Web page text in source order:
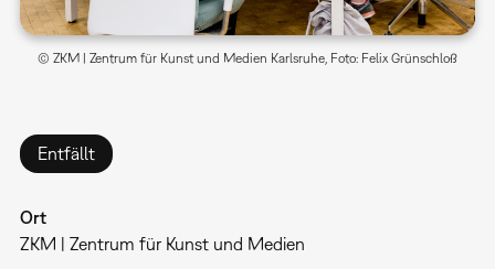
© ZKM | Zentrum für Kunst und Medien Karlsruhe, Foto: Felix Grünschloß
Entfällt
Ort
ZKM | Zentrum für Kunst und Medien